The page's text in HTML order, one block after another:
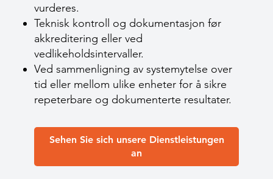
vurderes.
Teknisk kontroll og dokumentasjon før
akkreditering eller ved
vedlikeholdsintervaller.
Ved sammenligning av systemytelse over
tid eller mellom ulike enheter for å sikre
repeterbare og dokumenterte resultater.
Sehen Sie sich unsere Dienstleistungen
an